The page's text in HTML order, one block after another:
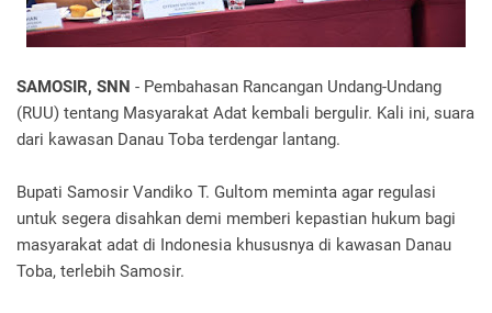
SAMOSIR, SNN - Pembahasan Rancangan Undang-Undang
(RUU) tentang Masyarakat Adat kembali bergulir. Kali ini, suara
dari kawasan Danau Toba terdengar lantang.
Bupati Samosir Vandiko T. Gultom meminta agar regulasi
untuk segera disahkan demi memberi kepastian hukum bagi
masyarakat adat di Indonesia khususnya di kawasan Danau
Toba, terlebih Samosir.